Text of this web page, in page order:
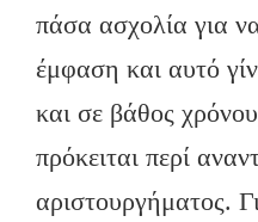
πάσα ασχολία για
έμφαση και αυτό
και σε βάθος
πρόκειται περί
αριστουργήματος.